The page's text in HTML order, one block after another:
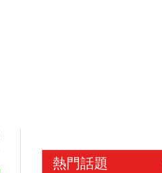
熱門話題